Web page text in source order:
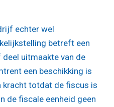
echter wel
betreft een
uitmaakte van de
een beschikking is
kracht totdat de fiscus is
de fiscale eenheid geen